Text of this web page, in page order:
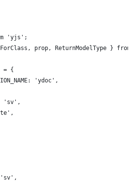
'yjs';
prop, ReturnModelType } from
= {
'ydoc',
'sv',